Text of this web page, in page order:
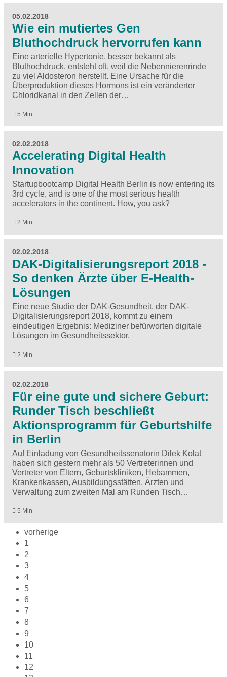
05.02.2018
Wie ein mutiertes Gen
Bluthochdruck hervorrufen kann
Eine arterielle Hypertonie, besser bekannt als
Bluthochdruck, entsteht oft, weil die Nebennierenrinde
zu viel Aldosteron herstellt. Eine Ursache für die
Überproduktion dieses Hormons ist ein veränderter
Chloridkanal in den Zellen der…
5 Min
02.02.2018
Accelerating Digital Health
Innovation
Startupbootcamp Digital Health Berlin is now entering its
3rd cycle, and is one of the most serious health
accelerators in the continent. How, you ask?
2 Min
02.02.2018
DAK-Digitalisierungsreport 2018 -
So denken Ärzte über E-Health-
Lösungen
Eine neue Studie der DAK-Gesundheit, der DAK-
Digitalisierungsreport 2018, kommt zu einem
eindeutigen Ergebnis: Mediziner befürworten digitale
Lösungen im Gesundheitssektor.
2 Min
02.02.2018
Für eine gute und sichere Geburt:
Runder Tisch beschließt
Aktionsprogramm für Geburtshilfe
in Berlin
Auf Einladung von Gesundheitssenatorin Dilek Kolat
haben sich gestern mehr als 50 Vertreterinnen und
Vertreter von Eltern, Geburtskliniken, Hebammen,
Krankenkassen, Ausbildungsstätten, Ärzten und
Verwaltung zum zweiten Mal am Runden Tisch…
5 Min
vorherige
1
2
3
4
5
6
7
8
9
10
11
12